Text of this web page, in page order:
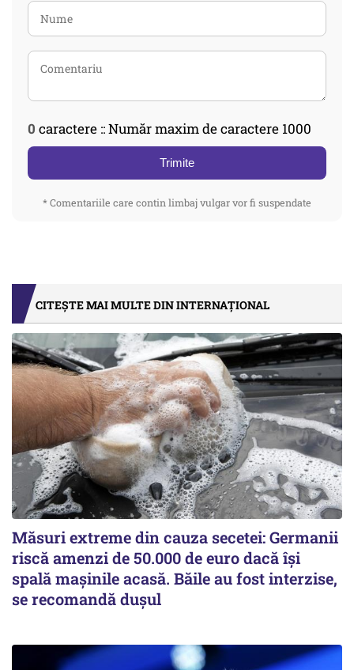
0 caractere :: Număr maxim de caractere 1000
Trimite
* Comentariile care contin limbaj vulgar vor fi suspendate
CITEȘTE MAI MULTE DIN INTERNAȚIONAL
Măsuri extreme din cauza secetei: Germanii
riscă amenzi de 50.000 de euro dacă își
spală mașinile acasă. Băile au fost interzise,
se recomandă dușul